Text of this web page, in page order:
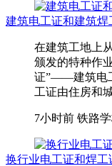
建筑电工证和建筑
在建筑工地上
颁发的特种作
证”——建筑电
工证由住房和
7小时前 铁路
换行业电工证和焊工